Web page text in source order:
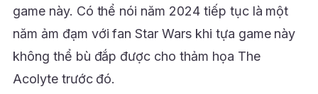
game này. Có thể nói năm 2024 tiếp tục là một
năm ảm đạm với fan Star Wars khi tựa game này
không thể bù đắp được cho thảm họa The
Acolyte trước đó.